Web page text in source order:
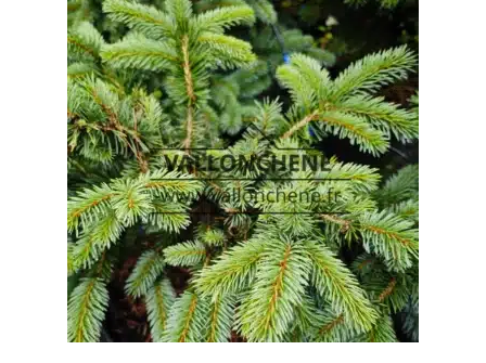
Les
options
peuvent
être
choisies
sur
la
page
du
produit